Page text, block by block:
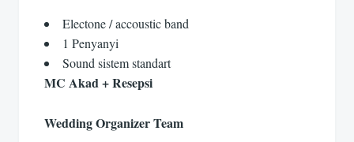
Electone / accoustic band
1 Penyanyi
Sound sistem standart
MC Akad + Resepsi
Wedding Organizer Team